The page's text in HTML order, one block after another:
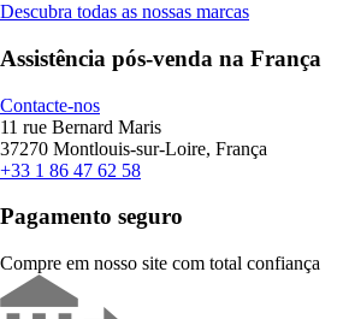
Descubra todas as nossas marcas
Assistência pós-venda na França
Contacte-nos
11 rue Bernard Maris
37270 Montlouis-sur-Loire, França
+33 1 86 47 62 58
Pagamento seguro
Compre em nosso site com total confiança